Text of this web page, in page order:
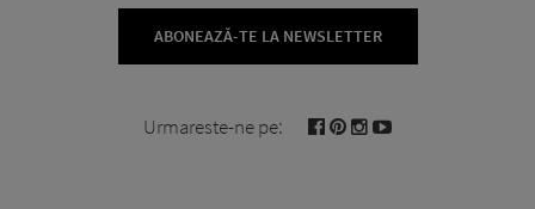
ABONEAZĂ-TE LA NEWSLETTER
Urmareste-ne pe: